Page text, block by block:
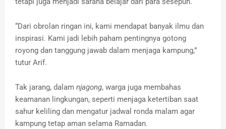
“Dari obrolan ringan ini, kami mendapat banyak ilmu dan
inspirasi. Kami jadi lebih paham pentingnya gotong
royong dan tanggung jawab dalam menjaga kampung,”
tutur Arif.
Tak jarang, dalam njagong, warga juga membahas
keamanan lingkungan, seperti menjaga ketertiban saat
sahur keliling dan mengatur jadwal ronda malam agar
kampung tetap aman selama Ramadan.